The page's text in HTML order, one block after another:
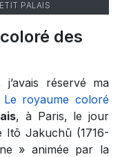
PALAIS
des
réservé ma
royaume coloré
, à Paris, le jour
Itō Jakuchū (1716-
» animée par la